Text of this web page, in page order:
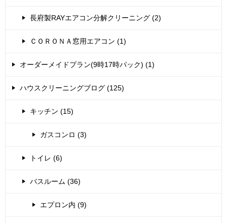
長府製RAYエアコン分解クリーニング (2)
ＣＯＲＯＮＡ窓用エアコン (1)
オーダーメイドプラン(9時17時パック) (1)
ハウスクリーニングブログ (125)
キッチン (15)
ガスコンロ (3)
トイレ (6)
バスルーム (36)
エプロン内 (9)